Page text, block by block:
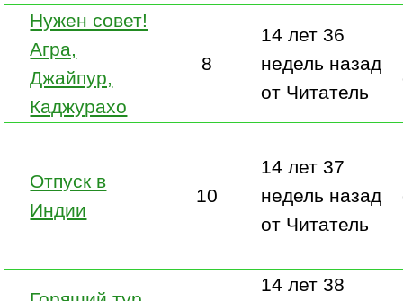
Нужен совет!
Агра,
Джайпур,
Каджурахо
8
14 лет 36
недель назад
от Читатель
Отпуск в
Индии
10
14 лет 37
недель назад
от Читатель
14 лет 38